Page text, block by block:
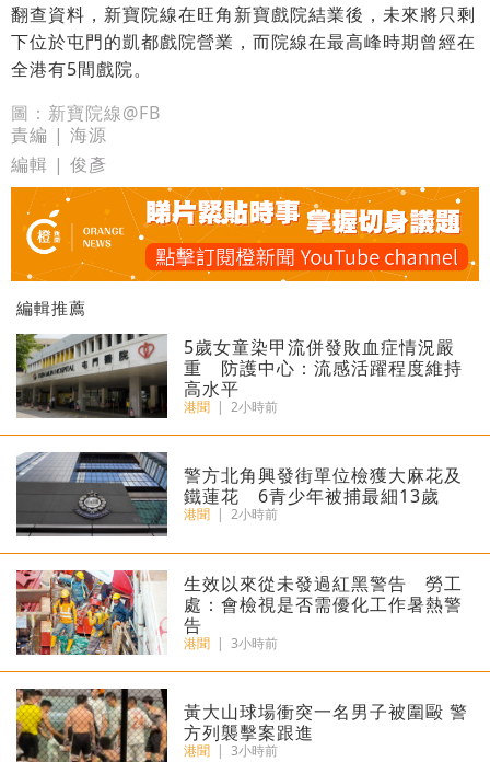
翻查資料，新寶院線在旺角新寶戲院結業後，未來將只剩
下位於屯門的凱都戲院營業，而院線在最高峰時期曾經在
全港有5間戲院。
圖：新寶院線@FB
責編 | 海源
編輯 | 俊彥
編輯推薦
5歲女童染甲流併發敗血症情況嚴
重 防護中心：流感活躍程度維持
高水平
港聞 | 2小時前
警方北角興發街單位檢獲大麻花及
鐵蓮花 6青少年被捕最細13歲
港聞 | 2小時前
生效以來從未發過紅黑警告 勞工
處：會檢視是否需優化工作暑熱警
告
港聞 | 3小時前
黃大山球場衝突一名男子被圍毆 警
方列襲擊案跟進
港聞 | 3小時前